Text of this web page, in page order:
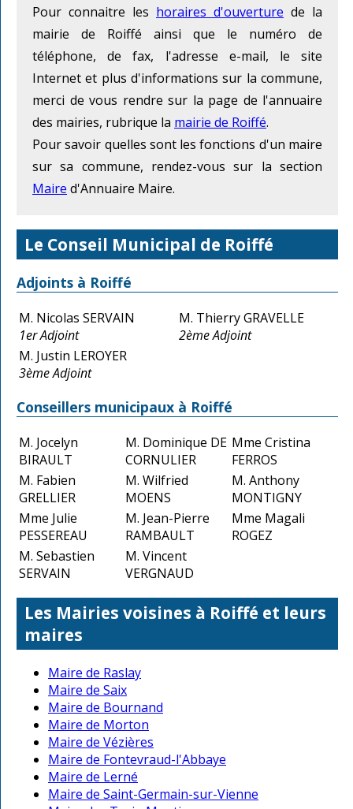
Pour connaitre les horaires d'ouverture de la
mairie de Roiffé ainsi que le numéro de
téléphone, de fax, l'adresse e-mail, le site
Internet et plus d'informations sur la commune,
merci de vous rendre sur la page de l'annuaire
des mairies, rubrique la mairie de Roiffé.
Pour savoir quelles sont les fonctions d'un maire
sur sa commune, rendez-vous sur la section
Maire d'Annuaire Maire.
Le Conseil Municipal de Roiffé
Adjoints à Roiffé
M. Nicolas SERVAIN
1er Adjoint
M. Thierry GRAVELLE
2ème Adjoint
M. Justin LEROYER
3ème Adjoint
Conseillers municipaux à Roiffé
M. Jocelyn
BIRAULT
M. Dominique DE
CORNULIER
Mme Cristina
FERROS
M. Fabien
GRELLIER
M. Wilfried
MOENS
M. Anthony
MONTIGNY
Mme Julie
PESSEREAU
M. Jean-Pierre
RAMBAULT
Mme Magali
ROGEZ
M. Sebastien
SERVAIN
M. Vincent
VERGNAUD
Les Mairies voisines à Roiffé et leurs
maires
Maire de Raslay
Maire de Saix
Maire de Bournand
Maire de Morton
Maire de Vézières
Maire de Fontevraud-l'Abbaye
Maire de Lerné
Maire de Saint-Germain-sur-Vienne